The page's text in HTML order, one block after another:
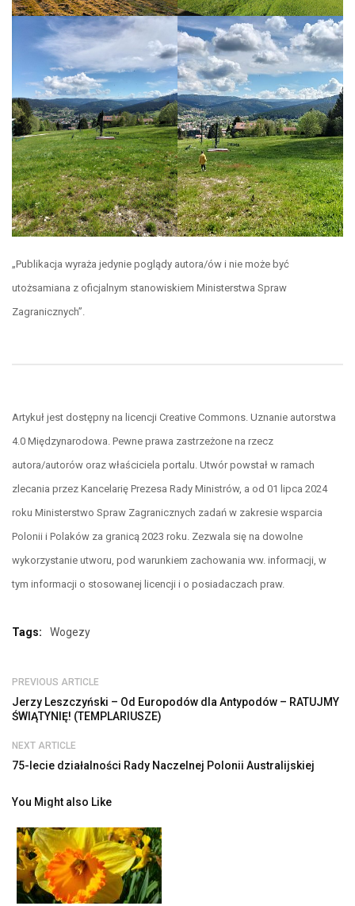
„Publikacja wyraża jedynie poglądy autora/ów i nie może być
utożsamiana z oficjalnym stanowiskiem Ministerstwa Spraw
Zagranicznych”.
Artykuł jest dostępny na licencji Creative Commons. Uznanie autorstwa
4.0 Międzynarodowa. Pewne prawa zastrzeżone na rzecz
autora/autorów oraz właściciela portalu. Utwór powstał w ramach
zlecania przez Kancelarię Prezesa Rady Ministrów, a od 01 lipca 2024
roku Ministerstwo Spraw Zagranicznych zadań w zakresie wsparcia
Polonii i Polaków za granicą 2023 roku. Zezwala się na dowolne
wykorzystanie utworu, pod warunkiem zachowania ww. informacji, w
tym informacji o stosowanej licencji i o posiadaczach praw.
Tags: Wogezy
PREVIOUS ARTICLE
Jerzy Leszczyński – Od Europodów dla Antypodów – RATUJMY
ŚWIĄTYNIĘ! (TEMPLARIUSZE)
NEXT ARTICLE
75-lecie działalności Rady Naczelnej Polonii Australijskiej
You Might also Like